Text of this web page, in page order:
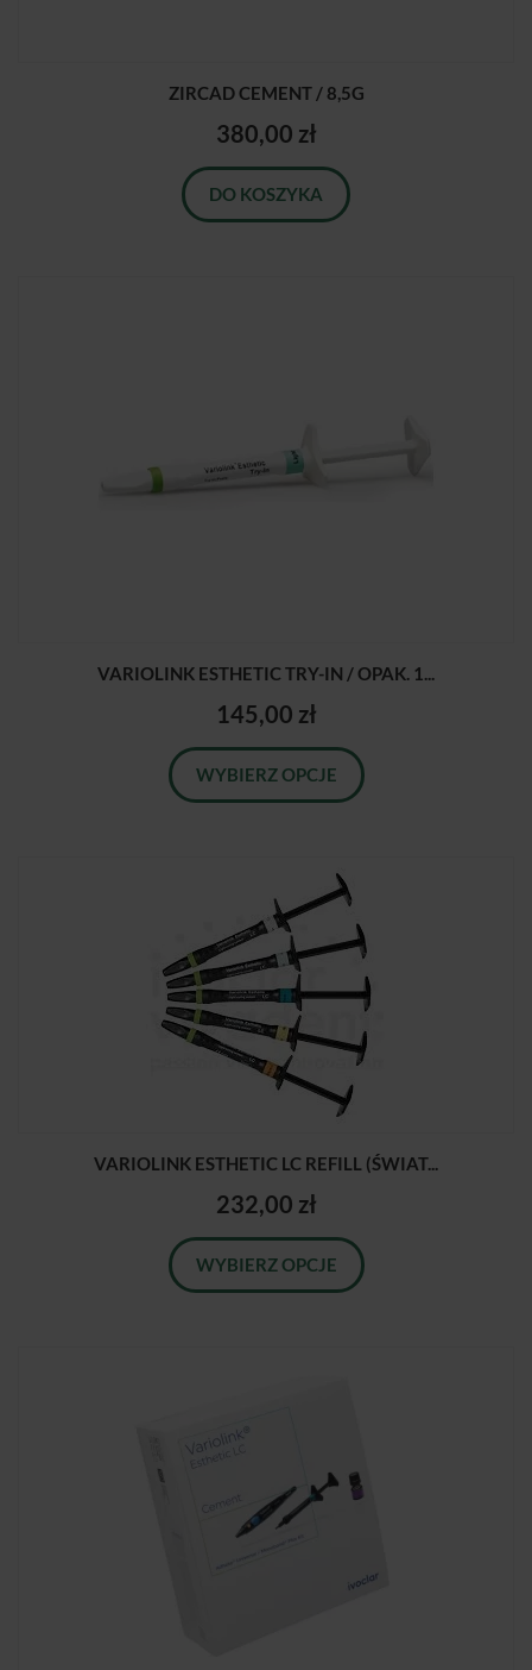
ZIRCAD CEMENT / 8,5G
380,00 zł
DO KOSZYKA
VARIOLINK ESTHETIC TRY-IN / OPAK. 1...
145,00 zł
WYBIERZ OPCJE
VARIOLINK ESTHETIC LC REFILL (ŚWIAT...
232,00 zł
WYBIERZ OPCJE